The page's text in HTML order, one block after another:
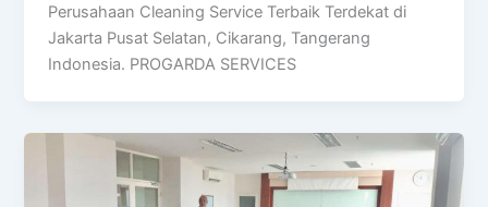
Perusahaan Cleaning Service Terbaik Terdekat di
Jakarta Pusat Selatan, Cikarang, Tangerang
Indonesia. PROGARDA SERVICES